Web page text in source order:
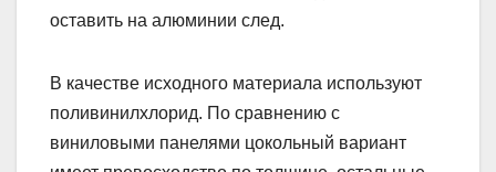
оставить на алюминии след.
В качестве исходного материала используют
поливинилхлорид. По сравнению с
виниловыми панелями цокольный вариант